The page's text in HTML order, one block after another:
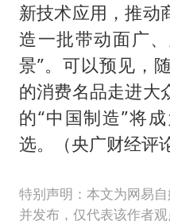
新技术应用，推动
造一批带动面广
景”。可以预见，
的消费名品走进大
的“中国制造”将
选。（央广财经评
特别声明：本文为网易
并发布，仅代表该作者